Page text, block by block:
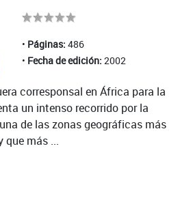
Páginas: 486
Fecha de edición: 2002
corresponsal en África para la
un intenso recorrido por la
de las zonas geográficas más
que más ...